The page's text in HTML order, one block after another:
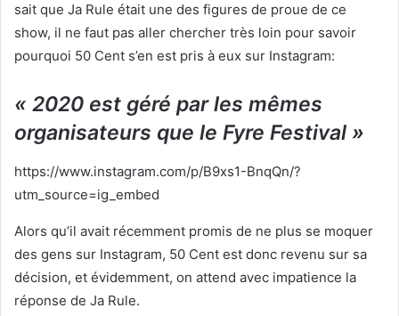
sait que Ja Rule était une des figures de proue de ce
show, il ne faut pas aller chercher très loin pour savoir
pourquoi 50 Cent s’en est pris à eux sur Instagram:
« 2020 est géré par les mêmes
organisateurs que le Fyre Festival »
https://www.instagram.com/p/B9xs1-BnqQn/?
utm_source=ig_embed
Alors qu’il avait récemment promis de ne plus se moquer
des gens sur Instagram, 50 Cent est donc revenu sur sa
décision, et évidemment, on attend avec impatience la
réponse de Ja Rule.